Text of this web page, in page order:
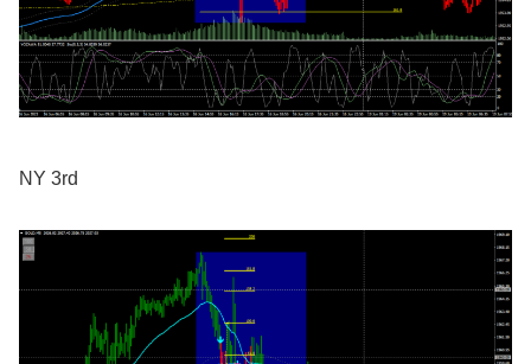
NY 3rd